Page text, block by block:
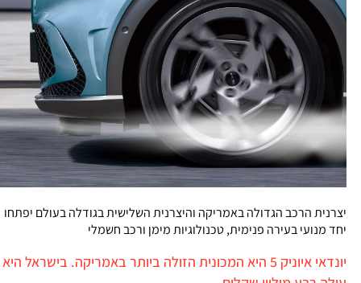
יצרנית הרכב הגדולה באמריקה והיצרנית השלישית בגודלה בעולם יפתחו
יחד מנועי בעירה פנימית, טכנולוגיות מימן ורכב חשמלי
יונדאי איוניק 5 היא המכונית הזולה ביותר באמריקה. בישראל היא